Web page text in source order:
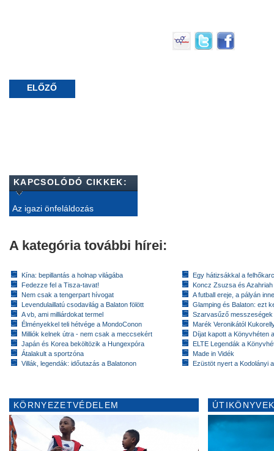
ELŐZŐ
KAPCSOLÓDÓ CIKKEK:
Az igazi önfeláldozás
A kategória további hírei:
Kína: bepillantás a holnap világába
Fedezze fel a Tisza-tavat!
Nem csak a tengerpart hívogat
Levendulaillatú csodavilág a Balaton fölött
A vb, ami milliárdokat termel
Élményekkel teli hétvége a MondoConon
Milliók kelnek útra - nem csak a meccsekért
Japán és Korea beköltözik a Hungexpóra
Átalakult a sportzóna
Villák, legendák: időutazás a Balatonon
Egy hátizsákkal a
Koncz Zsuzsa és
A futball ereje, a pályán
Glamping és Balaton: ezt
Szarvasűző messzeségek
Marék Veronikától
Díjat kapott a Könyvhéten
ELTE Legendák a
Made in Vidék
Ezüstöt nyert a Kodolányi
KÖRNYEZETVÉDELEM